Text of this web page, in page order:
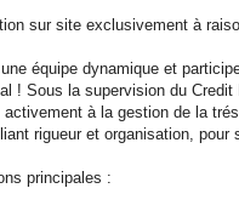
sur site exclusivement à
équipe dynamique et
! Sous la supervision du
activement à la gestion de la
rigueur et organisation,
principales :